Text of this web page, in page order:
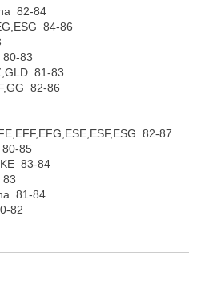
82-84
84-86
80-83
81-83
82-86
82-87
80-85
83-84
83
81-84
82